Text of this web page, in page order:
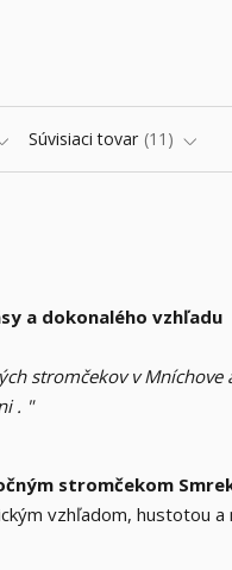
Súvisiaci tovar 11
a dokonalého vzhľadu
stromčekov v
. "
stromčekom
vzhľadom, hustotou